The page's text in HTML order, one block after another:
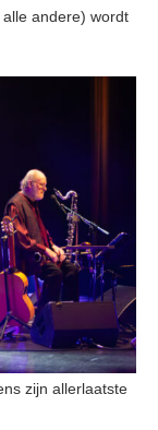
andere) wordt
zijn allerlaatste